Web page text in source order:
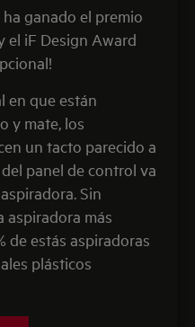
ganado el premio
el iF Design Award
en que están
y mate, los
un tacto parecido a
panel de control va
Sin
aspiradora más
de estás aspiradoras
plásticos